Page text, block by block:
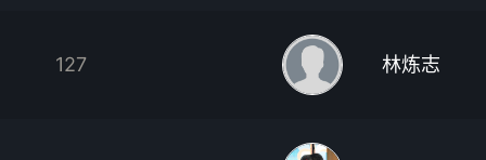
127 林炼志